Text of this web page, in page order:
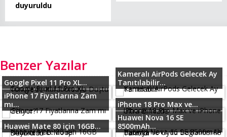
duyuruldu
Benzer Yazılar
Google Pixel 11 Pro XL...
Kameralı AirPods Gelecek Ay
Tanıtılabilir...
iPhone 17 Fiyatlarına Zam
mı...
iPhone 18 Pro Max ve...
Huawei Mate 80 için 16GB...
Huawei Nova 16 SE
8500mAh...